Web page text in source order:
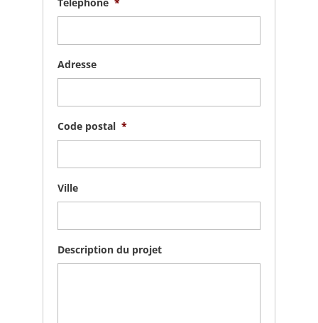
Adresse
Code postal *
Ville
Description du projet